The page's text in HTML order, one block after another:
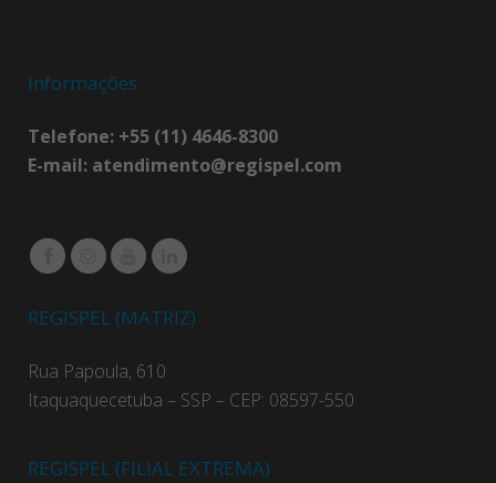
Informações
Telefone: +55 (11) 4646-8300
E-mail: atendimento@regispel.com
REGISPEL (MATRIZ)
Rua Papoula, 610
Itaquaquecetuba – SSP – CEP: 08597-550
REGISPEL (FILIAL EXTREMA)